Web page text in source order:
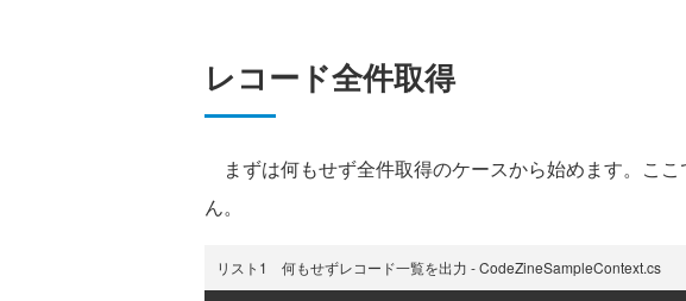
レコード全件取得
まずは何もせず全件取得のケースから始めます。こ
ん。
リスト1 何もせずレコード一覧を出力 - CodeZineSampleContext.cs